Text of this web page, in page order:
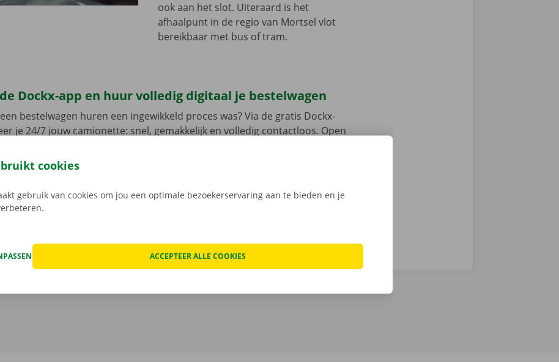
ook aan het slot. Uiteraard is het
afhaalpunt in de regio van Mortsel vlot
bereikbaar met bus of tram.
Dockx-app en huur volledig digitaal je bestelwagen
bestelwagen huren een ingewikkeld proces was? Via de gratis Dockx-
je 24/7 jouw camionette: snel, gemakkelijk en volledig contactloos. Open
de digitale sleutel. Vind de app voor
cookies
gebruik van cookies om jou een optimale bezoekerservaring aan te bieden en je
ACCEPTEER ALLE COOKIES